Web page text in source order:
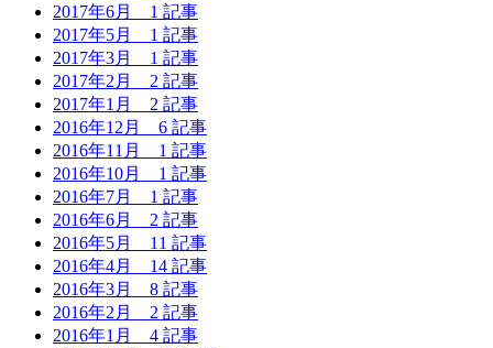
2017年6月 1 記事
2017年5月 1 記事
2017年3月 1 記事
2017年2月 2 記事
2017年1月 2 記事
2016年12月 6 記事
2016年11月 1 記事
2016年10月 1 記事
2016年7月 1 記事
2016年6月 2 記事
2016年5月 11 記事
2016年4月 14 記事
2016年3月 8 記事
2016年2月 2 記事
2016年1月 4 記事